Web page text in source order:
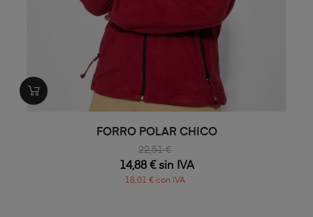
FORRO POLAR CHICO
22,51 €
14,88 € sin IVA
18,01 € con IVA